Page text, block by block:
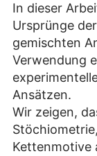
In dieser
Ursprünge
gemischten
Verwendung
Ansätzen.
Wir zeigen,
Kettenmotive